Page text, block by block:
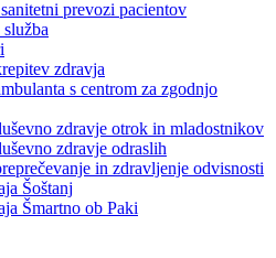
prevozi pacientov
služba
zdravja
s centrom za zgodnjo
zdravje otrok in mladostnikov
zdravje odraslih
in zdravljenje odvisnosti
Šoštanj
Šmartno ob Paki